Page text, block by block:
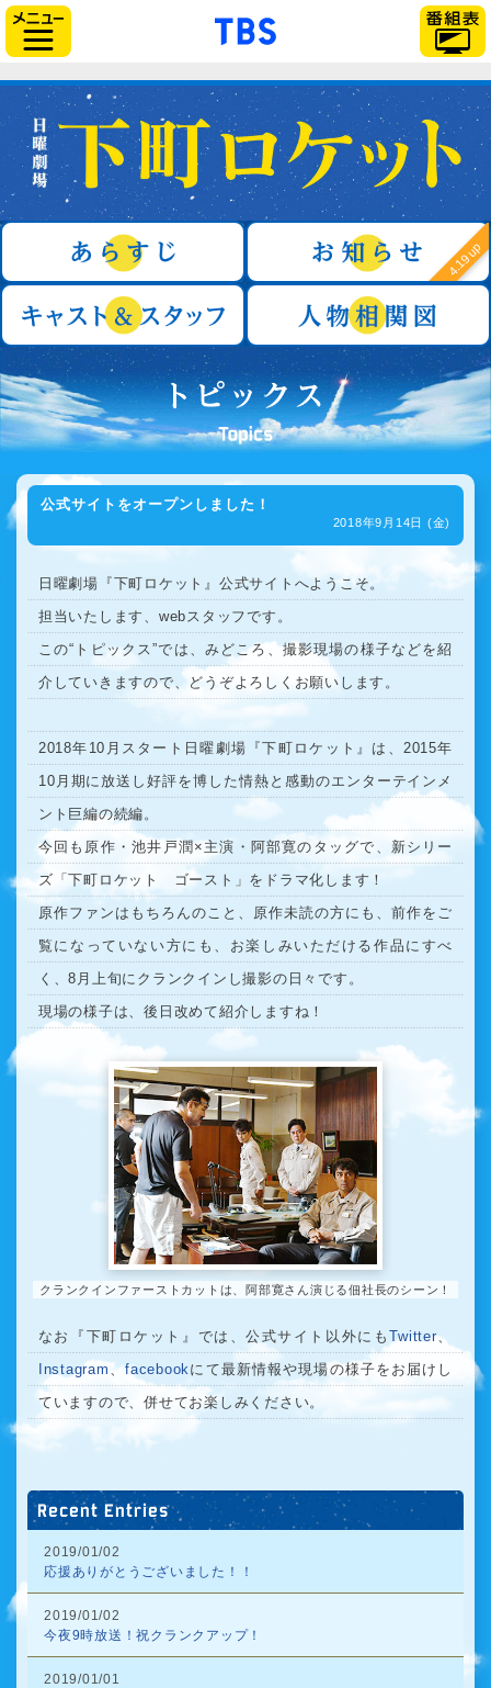
「TBSテレビ」トップ
日曜劇場『下町ロケット』
4.19 up
キャスト＆スタッフ
公式サイトをオープンしました！
2018年9月14日 (金)
日曜劇場『下町ロケット』公式サイトへようこそ。
担当いたします、webスタッフです。
この“トピックス”では、みどころ、撮影現場の様子などを紹
介していきますので、どうぞよろしくお願いします。
2018年10月スタート日曜劇場『下町ロケット』は、2015年
10月期に放送し好評を博した情熱と感動のエンターテインメ
ント巨編の続編。
今回も原作・池井戸潤×主演・阿部寛のタッグで、新シリー
ズ「下町ロケット ゴースト」をドラマ化します！
原作ファンはもちろんのこと、原作未読の方にも、前作をご
覧になっていない方にも、お楽しみいただける作品にすべ
く、8月上旬にクランクインし撮影の日々です。
現場の様子は、後日改めて紹介しますね！
クランクインファーストカットは、阿部寛さん演じる佃社長のシーン！
なお『下町ロケット』では、公式サイト以外にもTwitter、
Instagram 、facebookにて最新情報や現場の様子をお届けし
ていますので、併せてお楽しみください。
Recent Entries
2019/01/02
応援ありがとうございました！！
2019/01/02
今夜9時放送！祝クランクアップ！
2019/01/01